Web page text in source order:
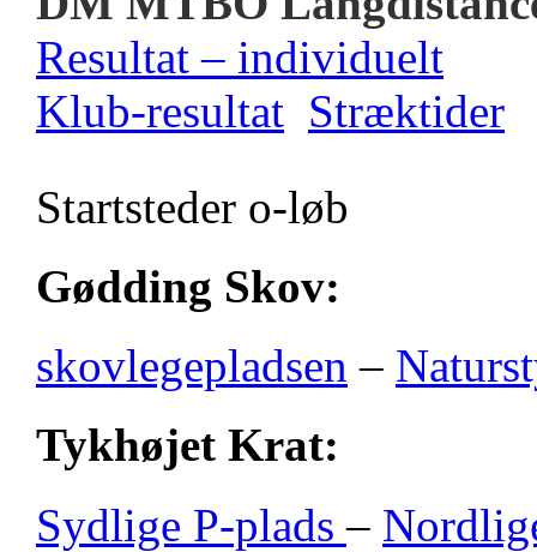
Resultat – individuelt
Klub-resultat Stræktider
Startsteder o-løb
Gødding Skov:
skovlegepladsen –
Tykhøjet Krat:
Sydlige P-plads–